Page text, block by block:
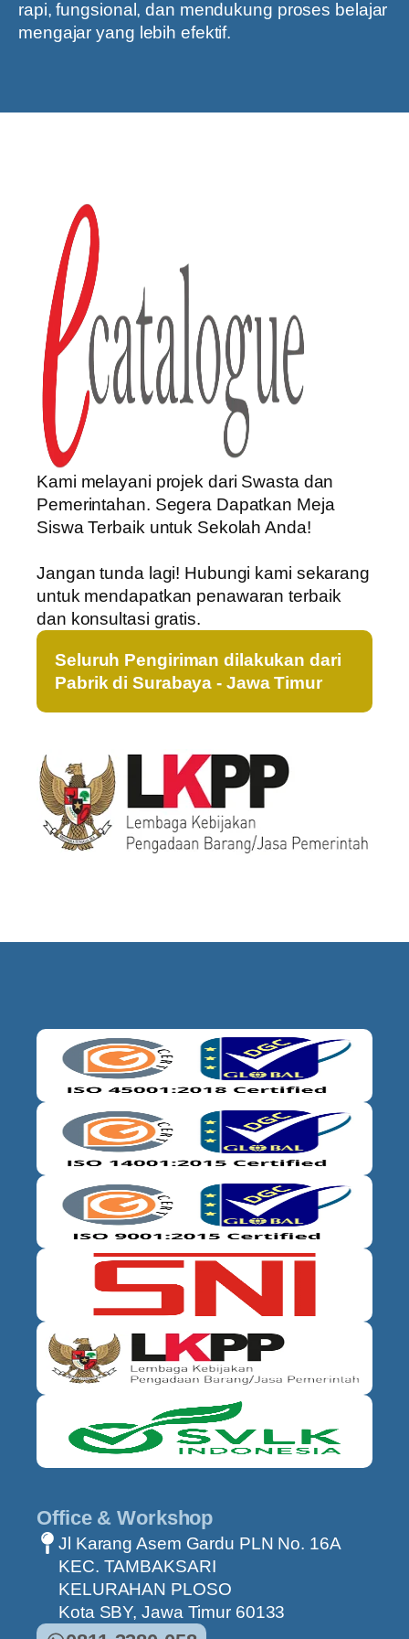
rapi, fungsional, dan mendukung proses belajar
mengajar yang lebih efektif.
Kami melayani projek dari Swasta dan
Pemerintahan. Segera Dapatkan Meja
Siswa Terbaik untuk Sekolah Anda!
Jangan tunda lagi! Hubungi kami sekarang
untuk mendapatkan penawaran terbaik
dan konsultasi gratis.
Seluruh Pengiriman dilakukan dari
Pabrik di Surabaya - Jawa Timur
Office & Workshop
Jl Karang Asem Gardu PLN No. 16A
KEC. TAMBAKSARI
KELURAHAN PLOSO
Kota SBY, Jawa Timur 60133